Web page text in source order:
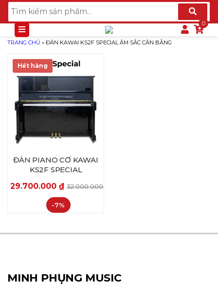
TRANG CHỦ » ĐÀN KAWAI KS2F SPECIAL ÂM SẮC CÂN BẰNG
Hết hàng
ĐÀN PIANO CƠ KAWAI
KS2F SPECIAL
29.700.000 ₫ 32.000.000
-7%
MINH PHỤNG MUSIC